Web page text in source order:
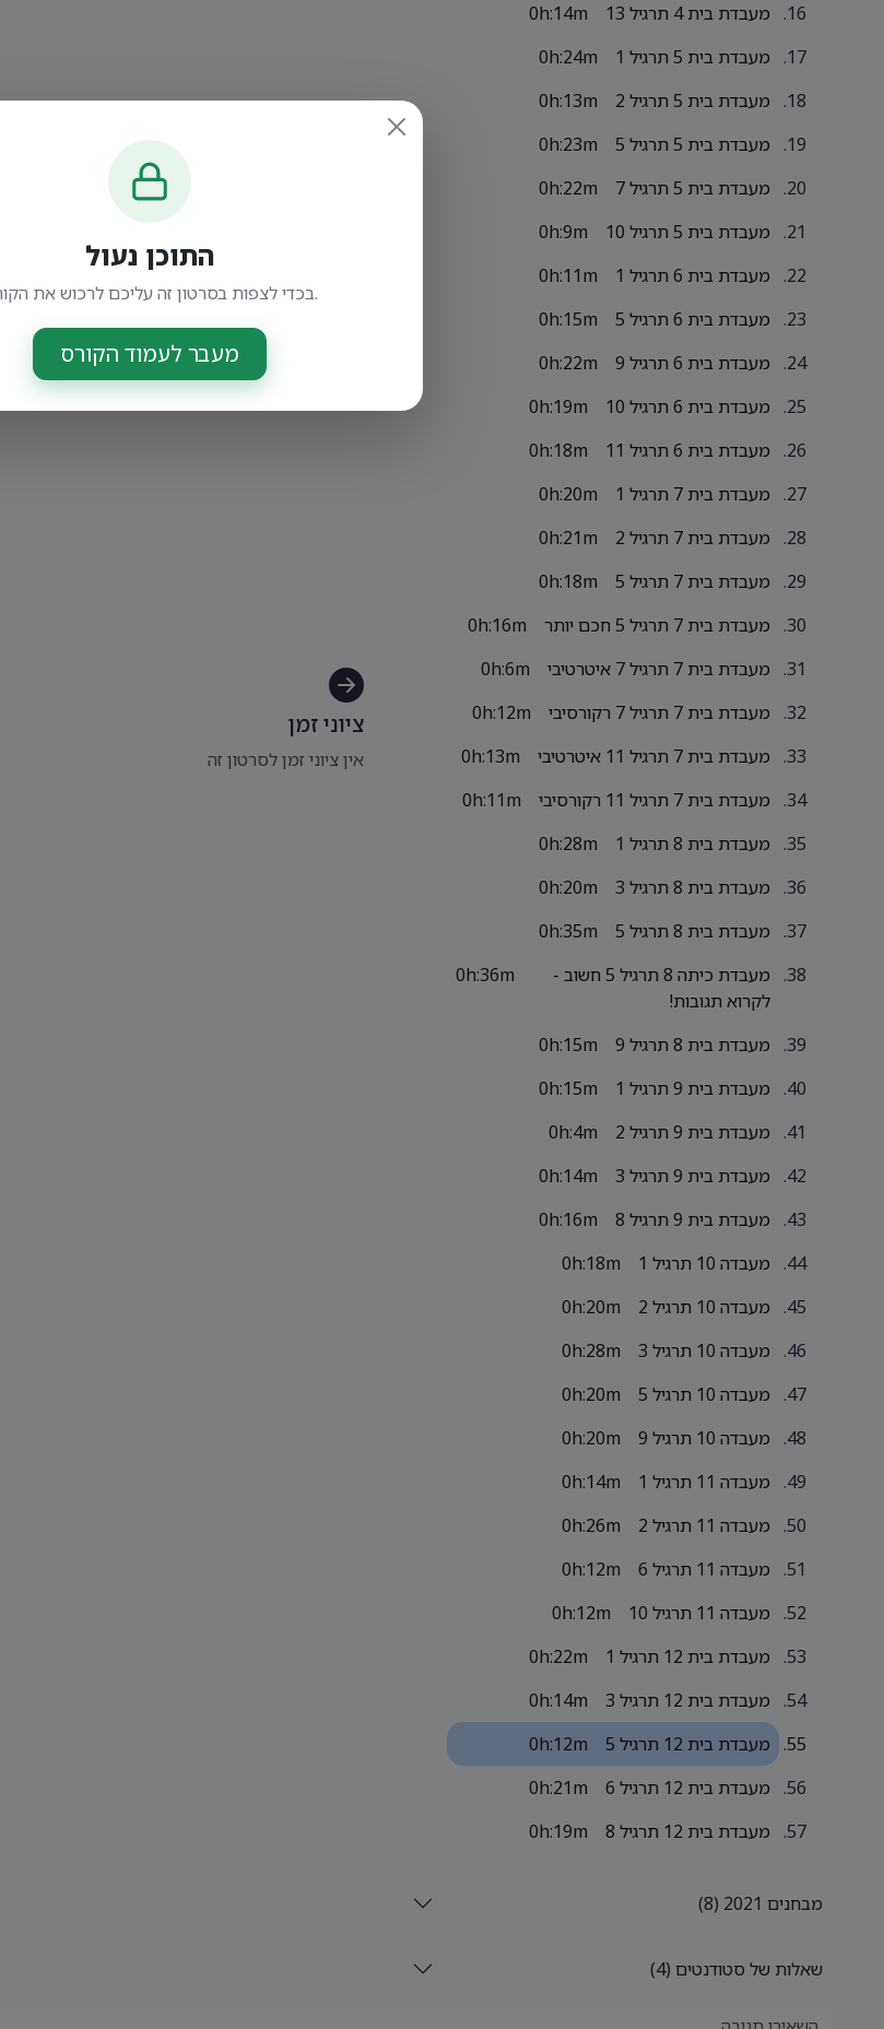
ציוני זמן
אין ציוני זמן לסרטון זה
מעבדת בית 4 תרגיל 13
0h:14m
מעבדת בית 5 תרגיל 1
0h:24m
מעבדת בית 5 תרגיל 2
0h:13m
מעבדת בית 5 תרגיל 5
0h:23m
מעבדת בית 5 תרגיל 7
0h:22m
מעבדת בית 5 תרגיל 10
0h:9m
מעבדת בית 6 תרגיל 1
0h:11m
מעבדת בית 6 תרגיל 5
0h:15m
מעבדת בית 6 תרגיל 9
0h:22m
מעבדת בית 6 תרגיל 10
0h:19m
מעבדת בית 6 תרגיל 11
0h:18m
מעבדת בית 7 תרגיל 1
0h:20m
מעבדת בית 7 תרגיל 2
0h:21m
מעבדת בית 7 תרגיל 5
0h:18m
מעבדת בית 7 תרגיל 5 חכם יותר
0h:16m
מעבדת בית 7 תרגיל 7 איטרטיבי
0h:6m
מעבדת בית 7 תרגיל 7 רקורסיבי
0h:12m
מעבדת בית 7 תרגיל 11 איטרטיבי
0h:13m
מעבדת בית 7 תרגיל 11 רקורסיבי
0h:11m
מעבדת בית 8 תרגיל 1
0h:28m
מעבדת בית 8 תרגיל 3
0h:20m
מעבדת בית 8 תרגיל 5
0h:35m
מעבדת כיתה 8 תרגיל 5 חשוב -
לקרוא תגובות!
0h:36m
מעבדת בית 8 תרגיל 9
0h:15m
מעבדת בית 9 תרגיל 1
0h:15m
מעבדת בית 9 תרגיל 2
0h:4m
מעבדת בית 9 תרגיל 3
0h:14m
מעבדת בית 9 תרגיל 8
0h:16m
מעבדה 10 תרגיל 1
0h:18m
מעבדה 10 תרגיל 2
0h:20m
מעבדה 10 תרגיל 3
0h:28m
מעבדה 10 תרגיל 5
0h:20m
מעבדה 10 תרגיל 9
0h:20m
מעבדה 11 תרגיל 1
0h:14m
מעבדה 11 תרגיל 2
0h:26m
מעבדה 11 תרגיל 6
0h:12m
מעבדה 11 תרגיל 10
0h:12m
מעבדת בית 12 תרגיל 1
0h:22m
מעבדת בית 12 תרגיל 3
0h:14m
מעבדת בית 12 תרגיל 5
0h:12m
מעבדת בית 12 תרגיל 6
0h:21m
מעבדת בית 12 תרגיל 8
0h:19m
מבחנים 2021 (8)
שאלות של סטודנטים (4)
התוכן נעול
בכדי לצפות בסרטון זה עליכם לרכוש את הקורס.
מעבר לעמוד הקורס